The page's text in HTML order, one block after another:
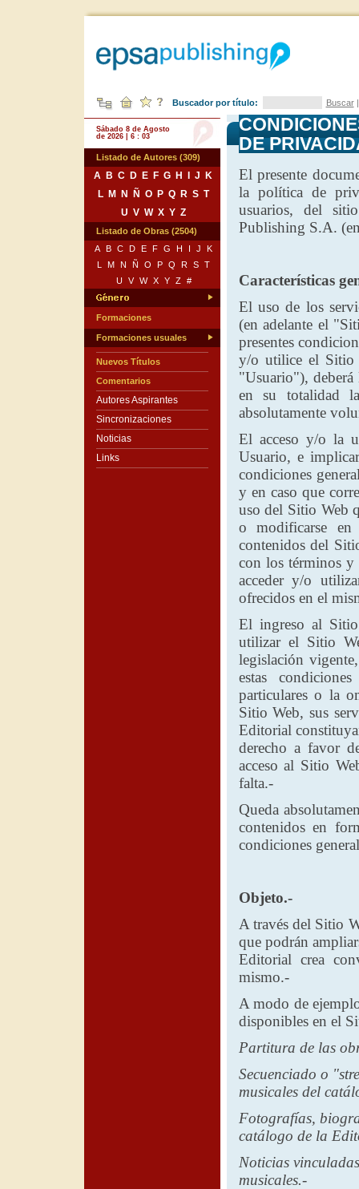
Buscador por título: Buscar
Sábado 8 de Agosto
de 2026 | 6 : 03
Listado de Autores (309)
A B C D E F G H J
K
L
M N Ñ O P Q R S T
U V W X Y Z
Listado de Obras (2504)
A
B C D E F G H I J
K
L
M N Ñ O P Q R S T
U
V W X Y Z #
Formaciones
Formaciones usuales
Nuevos Títulos
Comentarios
Autores Aspirantes
Sincronizaciones
Noticias
Links
DE
El presente
la política de
usuarios, del
Publishing S.A.
Características
El uso de los
(en adelante el
presentes
y/o utilice el Sitio
"Usuario"), deberá
en su totalidad
absolutamente
El acceso y/o la
Usuario, e
condiciones
y en caso que
uso del Sitio Web
o modificarse
contenidos del
con los términos y
acceder y/o
ofrecidos en el
El ingreso al
utilizar el Sitio
legislación
estas
particulares o la
Sitio Web, sus
Editorial
derecho a favor
acceso al Sitio
falta.-
Queda
contenidos en
condiciones
Objeto.-
A través del Sitio
que podrán
Editorial crea
mismo.-
A modo de
disponibles en el
Partitura de las
Secuenciado o
musicales del
Fotografías,
catálogo de la
Noticias
musicales.-